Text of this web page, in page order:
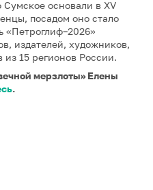
основали в XV
посадом оно стало
«Петроглиф–2026»
издателей, художников,
из 15 регионов России.
мерзлоты» Елены
.